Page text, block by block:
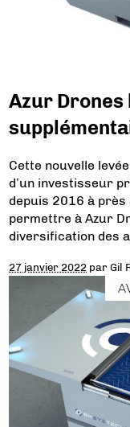
Azur Drones
Cette nouvelle
d’un investisseur
depuis 2016 à près
permettre à Azur
diversification des
27 janvier 2022 parGil